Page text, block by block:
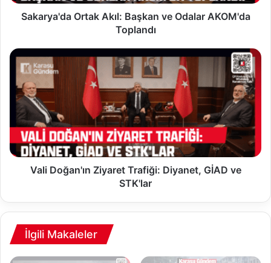
d
t
l
:
B
v
e
O
Sakarya'da Ortak Akıl: Başkan ve Odalar AKOM'da
Toplandı
V
ğ
a
n
y
a
r
Vali Doğan'ın Ziyaret Trafiği: Diyanet, GİAD ve
STK'lar
İlgili Makaleler